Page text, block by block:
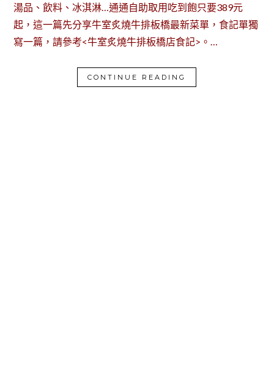
湯品、飲料、冰淇淋…通通自助取用吃到飽只要389元
起，這一篇先分享牛室炙燒牛排板橋最新菜單，食記單獨
寫一篇，請參考<牛室炙燒牛排板橋店食記>。…
CONTINUE READING